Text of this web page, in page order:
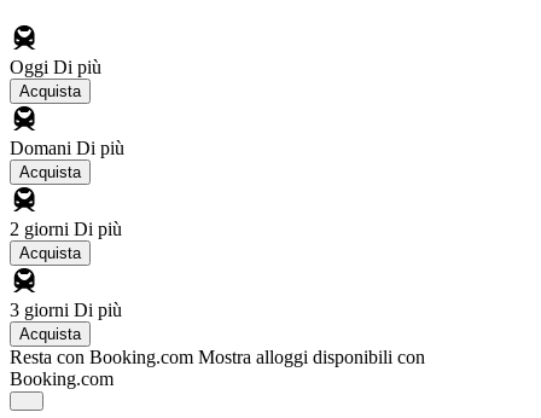
Oggi Di più
Acquista
Domani Di più
Acquista
2 giorni Di più
Acquista
3 giorni Di più
Acquista
Resta con Booking.com Mostra alloggi disponibili con
Booking.com